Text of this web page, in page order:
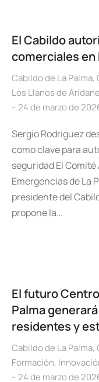
El Cabildo
comerciales en
Cabildo de La Palma,
Los Llanos de Aridane
24 de marzo de
Sergio Rodríguez
como clave para
seguridad El
Emergencias de La
presidente del
propone la…
El futuro
Palma
residentes y
Cabildo de La Palma,
Formación,
24 de marzo de